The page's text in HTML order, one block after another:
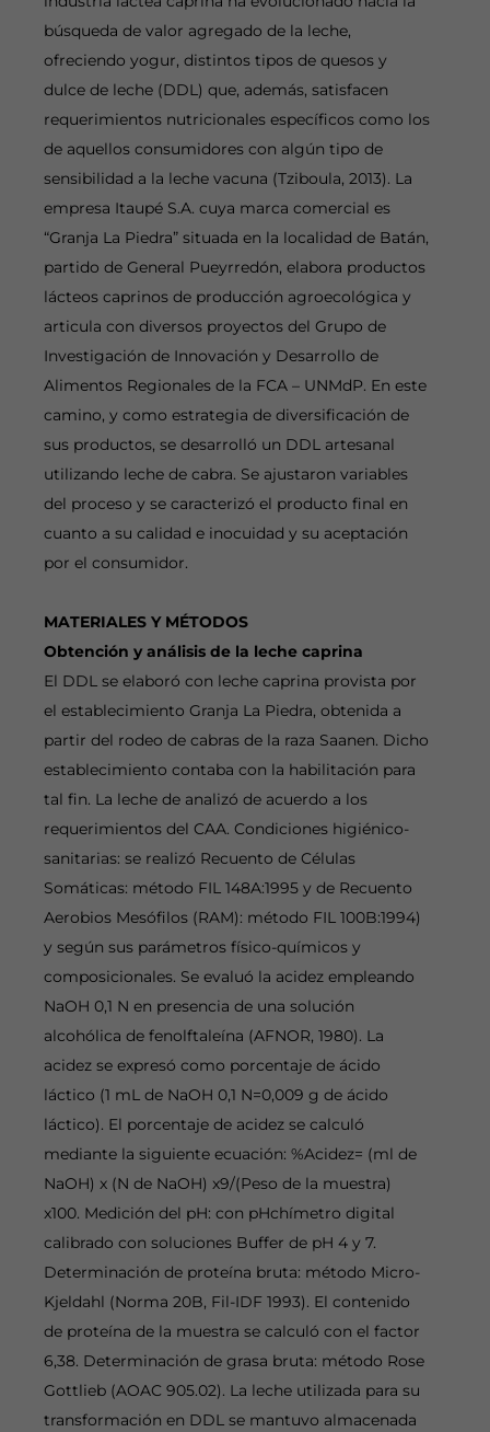
búsqueda de valor agregado de la leche,
ofreciendo yogur, distintos tipos de quesos y
dulce de leche (DDL) que, además, satisfacen
requerimientos nutricionales específicos como los
de aquellos consumidores con algún tipo de
sensibilidad a la leche vacuna (Tziboula, 2013). La
empresa Itaupé S.A. cuya marca comercial es
“Granja La Piedra” situada en la localidad de Batán,
partido de General Pueyrredón, elabora productos
lácteos caprinos de producción agroecológica y
articula con diversos proyectos del Grupo de
Investigación de Innovación y Desarrollo de
Alimentos Regionales de la FCA – UNMdP. En este
camino, y como estrategia de diversificación de
sus productos, se desarrolló un DDL artesanal
utilizando leche de cabra. Se ajustaron variables
del proceso y se caracterizó el producto final en
cuanto a su calidad e inocuidad y su aceptación
por el consumidor.
MATERIALES Y MÉTODOS
Obtención y análisis de la leche caprina
El DDL se elaboró con leche caprina provista por
el establecimiento Granja La Piedra, obtenida a
partir del rodeo de cabras de la raza Saanen. Dicho
establecimiento contaba con la habilitación para
tal fin. La leche de analizó de acuerdo a los
requerimientos del CAA. Condiciones higiénico-
sanitarias: se realizó Recuento de Células
Somáticas: método FIL 148A:1995 y de Recuento
Aerobios Mesófilos (RAM): método FIL 100B:1994)
y según sus parámetros físico-químicos y
composicionales. Se evaluó la acidez empleando
NaOH 0,1 N en presencia de una solución
alcohólica de fenolftaleína (AFNOR, 1980). La
acidez se expresó como porcentaje de ácido
láctico (1 mL de NaOH 0,1 N=0,009 g de ácido
láctico). El porcentaje de acidez se calculó
mediante la siguiente ecuación: %Acidez= (ml de
NaOH) x (N de NaOH) x9/(Peso de la muestra)
x100. Medición del pH: con pHchímetro digital
calibrado con soluciones Buffer de pH 4 y 7.
Determinación de proteína bruta: método Micro-
Kjeldahl (Norma 20B, Fil-IDF 1993). El contenido
de proteína de la muestra se calculó con el factor
6,38. Determinación de grasa bruta: método Rose
Gottlieb (AOAC 905.02). La leche utilizada para su
transformación en DDL se mantuvo almacenada